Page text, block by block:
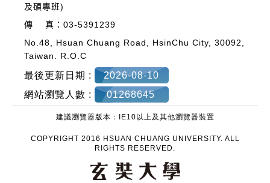
及碩專班)
傳 真：03-5391239
No.48, Hsuan Chuang Road, HsinChu City, 30092,
Taiwan. R.O.C
最後更新日期 :
2026-08-10
網站瀏覽人數 :
01268645
建議瀏覽器版本：IE10以上及其他瀏覽器裝置
COPYRIGHT 2016 HSUAN CHUANG UNIVERSITY. ALL
RIGHTS RESERVED.